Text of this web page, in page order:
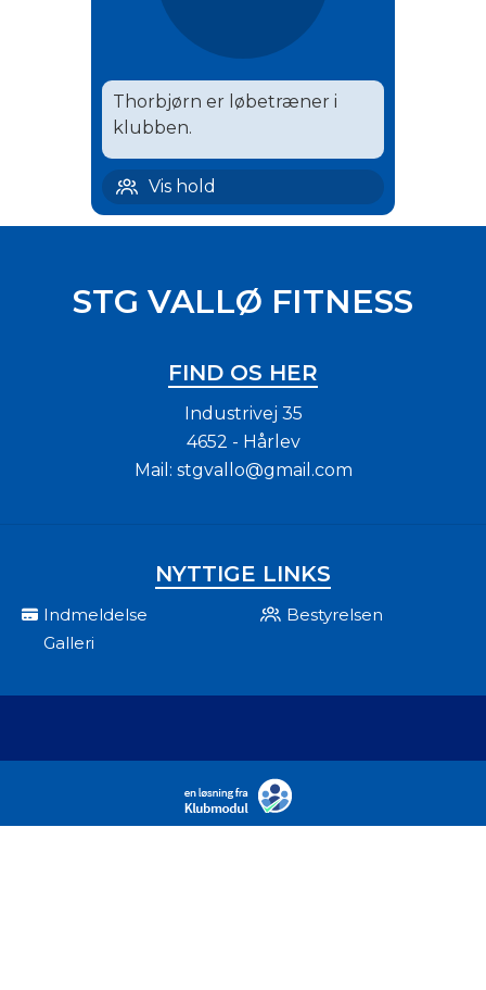
Thorbjørn er løbetræner i
klubben.
Vis hold
Hårlev løb | 10
STG VALLØ FITNESS
FIND OS HER
Industrivej 35
4652 - Hårlev
Mail: stgvallo@gmail.com
NYTTIGE LINKS
Indmeldelse
Bestyrelsen
Galleri